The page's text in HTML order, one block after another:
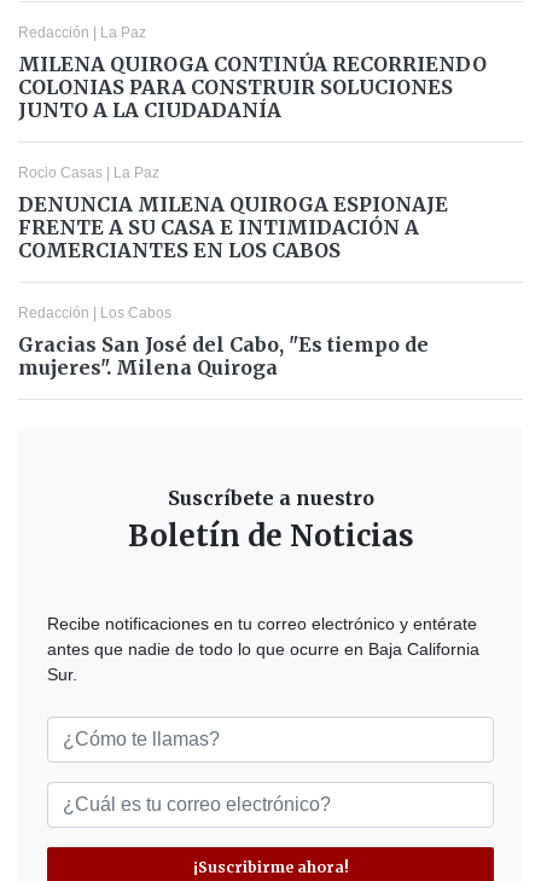
Redacción | La Paz
MILENA QUIROGA CONTINÚA RECORRIENDO
COLONIAS PARA CONSTRUIR SOLUCIONES
JUNTO A LA CIUDADANÍA
Rocio Casas | La Paz
DENUNCIA MILENA QUIROGA ESPIONAJE
FRENTE A SU CASA E INTIMIDACIÓN A
COMERCIANTES EN LOS CABOS
Redacción | Los Cabos
Gracias San José del Cabo, "Es tiempo de
mujeres". Milena Quiroga
Suscríbete a nuestro
Boletín de Noticias
Recibe notificaciones en tu correo electrónico y entérate
antes que nadie de todo lo que ocurre en Baja California
Sur.
¡Suscribirme ahora!